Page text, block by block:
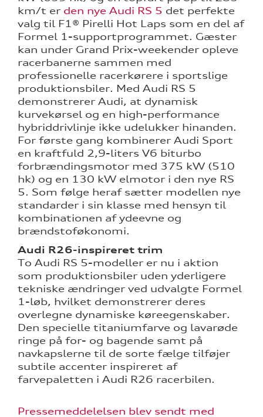
km/t er den nye Audi RS 5 det perfekte
valg til F1® Pirelli Hot Laps som en del af
Formel 1-supportprogrammet. Gæster
kan under Grand Prix-weekender opleve
racerbanerne sammen med
professionelle racerkørere i sportslige
produktionsbiler. Med Audi RS 5
demonstrerer Audi, at dynamisk
kurvekørsel og en high-performance
hybriddrivlinje ikke udelukker hinanden.
For første gang kombinerer Audi Sport
en kraftfuld 2,9-liters V6 biturbo
forbrændingsmotor med 375 kW (510
hk) og en 130 kW elmotor i den nye RS
5. Som følge heraf sætter modellen nye
standarder i sin klasse med hensyn til
kombinationen af ydeevne og
brændstoføkonomi.
Audi R26-inspireret trim
To Audi RS 5-modeller er nu i aktion
som produktionsbiler uden yderligere
tekniske ændringer ved udvalgte Formel
1-løb, hvilket demonstrerer deres
overlegne dynamiske køreegenskaber.
Den specielle titaniumfarve og lavarøde
ringe på for- og bagende samt på
navkapslerne til de sorte fælge tilføjer
subtile accenter inspireret af
farvepaletten i Audi R26 racerbilen.
Pressemeddelelsen blev sendt med